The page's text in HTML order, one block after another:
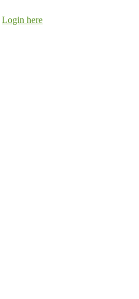
Login here